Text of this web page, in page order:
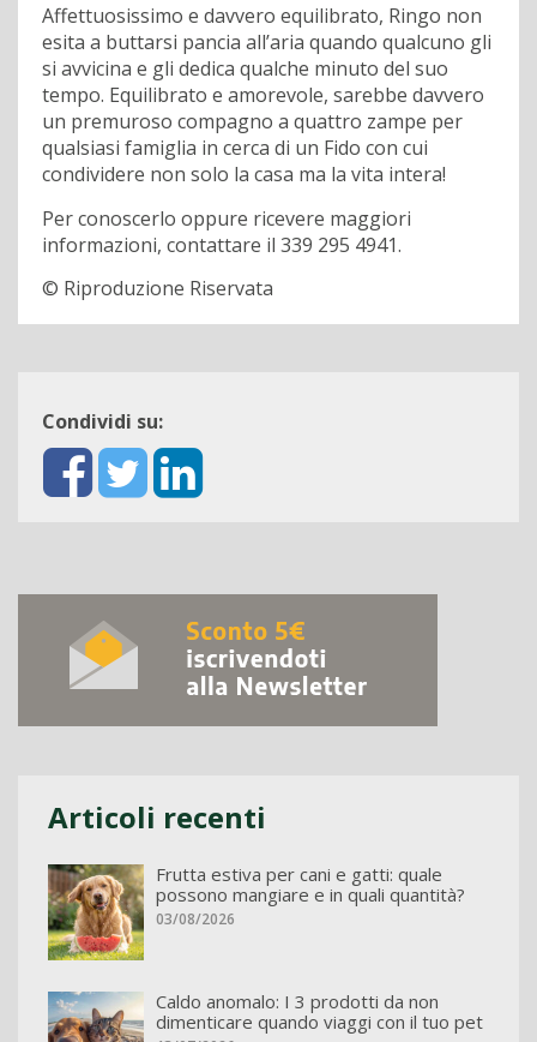
Affettuosissimo e davvero equilibrato, Ringo non
esita a buttarsi pancia all’aria quando qualcuno gli
si avvicina e gli dedica qualche minuto del suo
tempo. Equilibrato e amorevole, sarebbe davvero
un premuroso compagno a quattro zampe per
qualsiasi famiglia in cerca di un Fido con cui
condividere non solo la casa ma la vita intera!
Per conoscerlo oppure ricevere maggiori
informazioni, contattare il 339 295 4941.
© Riproduzione Riservata
Condividi su:
Articoli recenti
Frutta estiva per cani e gatti: quale
possono mangiare e in quali quantità?
03/08/2026
Caldo anomalo: I 3 prodotti da non
dimenticare quando viaggi con il tuo pet